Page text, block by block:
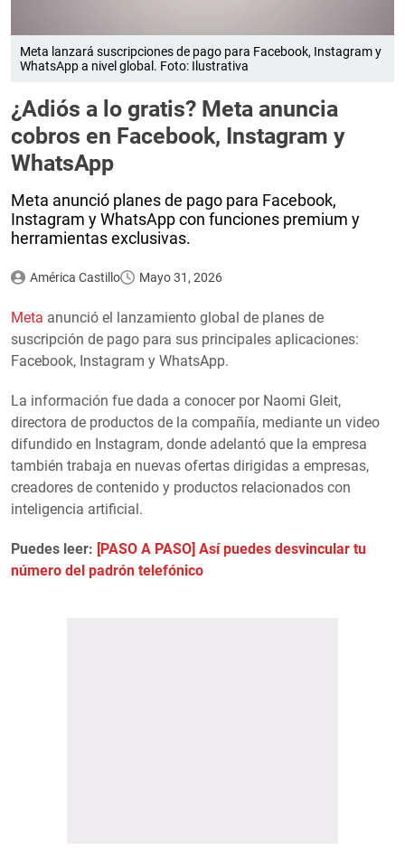
Meta lanzará suscripciones de pago para Facebook, Instagram y
WhatsApp a nivel global. Foto: Ilustrativa
¿Adiós a lo gratis? Meta anuncia
cobros en Facebook, Instagram y
WhatsApp
Meta anunció planes de pago para Facebook,
Instagram y WhatsApp con funciones premium y
herramientas exclusivas.
América Castillo Mayo 31, 2026
Meta anunció el lanzamiento global de planes de
suscripción de pago para sus principales aplicaciones:
Facebook, Instagram y WhatsApp.
La información fue dada a conocer por Naomi Gleit,
directora de productos de la compañía, mediante un video
difundido en Instagram, donde adelantó que la empresa
también trabaja en nuevas ofertas dirigidas a empresas,
creadores de contenido y productos relacionados con
inteligencia artificial.
Puedes leer: [PASO A PASO] Así puedes desvincular tu
número del padrón telefónico